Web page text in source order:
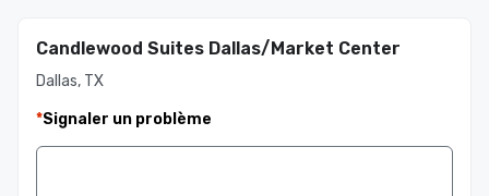
Candlewood Suites Dallas/Market Center
Dallas, TX
*Signaler un problème